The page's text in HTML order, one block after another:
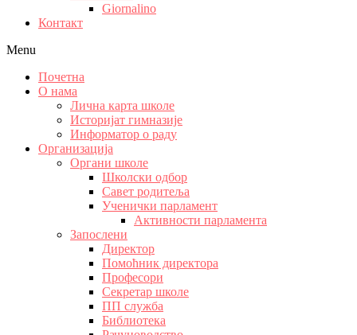
Giornalino
Контакт
Menu
Почетна
О нама
Лична карта школе
Историјат гимназије
Информатор о раду
Организација
Органи школе
Школски одбор
Савет родитеља
Ученички парламент
Активности парламента
Запослени
Директор
Помоћник директора
Професори
Секретар школе
ПП служба
Библиотека